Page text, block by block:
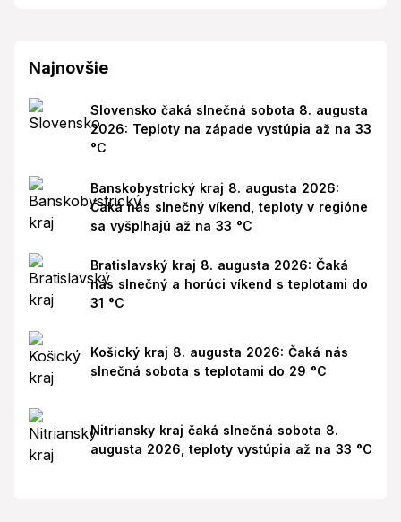
Najnovšie
Slovensko čaká slnečná sobota 8. augusta
2026: Teploty na západe vystúpia až na 33
°C
Banskobystrický kraj 8. augusta 2026:
Čaká nás slnečný víkend, teploty v regióne
sa vyšplhajú až na 33 °C
Bratislavský kraj 8. augusta 2026: Čaká
nás slnečný a horúci víkend s teplotami do
31 °C
Košický kraj 8. augusta 2026: Čaká nás
slnečná sobota s teplotami do 29 °C
Nitriansky kraj čaká slnečná sobota 8.
augusta 2026, teploty vystúpia až na 33 °C